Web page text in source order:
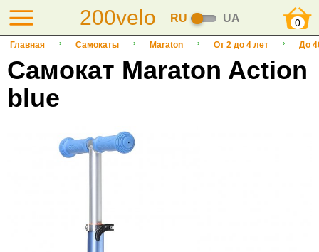
200velo RU UA 0
Главная Самокаты Maraton От 2 до 4 лет До
Самокат Maraton Action
blue